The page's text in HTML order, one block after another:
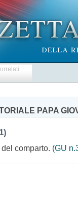
PAPA
comparto. (GU